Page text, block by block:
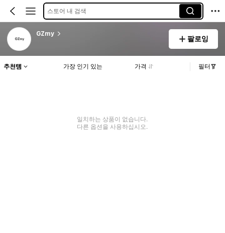
스토어 내 검색
GZmy
팔로잉
추천템 가장 인기 있는 가격 필터
일치하는 상품이 없습니다.
다른 옵션을 사용하십시오.